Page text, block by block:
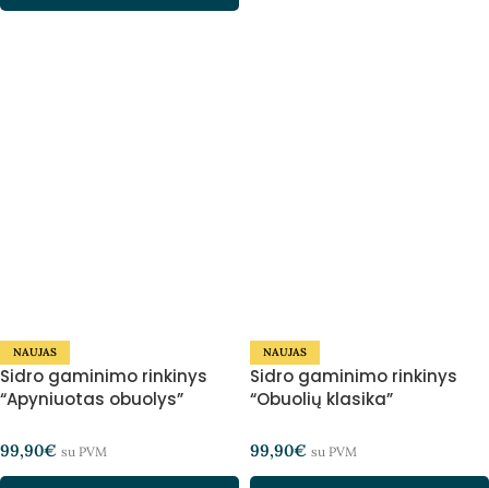
NAUJAS
Sidro gaminimo rinkinys
“Apyniuotas obuolys”
99,90€ su PVM
NAUJAS
Sidro gaminimo rinkinys
“Obuolių klasika”
99,90€ su PVM